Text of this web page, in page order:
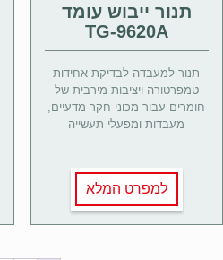
תנור ייבוש עומד
TG-9620A
תנור למעבדה לבדיקת אחידות
טמפרטורה ויציבות מירבית של
חומרים עבור מכוני חקר מדעיים,
מעבדות ומפעלי תעשייה
למפרט המלא